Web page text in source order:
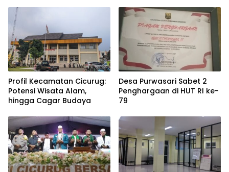
Profil Kecamatan Cicurug:
Potensi Wisata Alam,
hingga Cagar Budaya
Desa Purwasari Sabet 2
Penghargaan di HUT RI ke-
79